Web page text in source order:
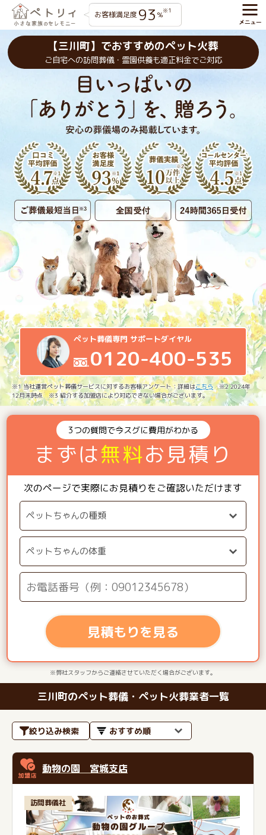
お客様満足度 93 %※1
【三川町】でおすすめのペット火葬
ご自宅への訪問葬儀・霊園供養も適正料金でご対応
ペット葬儀専門 サポートダイヤル
0120-400-535
※1 当社運営ペット葬儀サービスに対するお客様アンケート：詳細はこちら ※2 2024年
12月末時点 ※3 紹介する加盟店により対応できない場合がございます。
3つの質問で今スグに費用がわかる
まずは無料お見積り
次のページで実際にお見積りをご確認いただけます
見積もりを見る
※弊社スタッフからご連絡させていただく場合がございます。
三川町のペット葬儀・ペット火葬業者一覧
絞り込み検索
動物の園 宮城支店
訪問葬儀社